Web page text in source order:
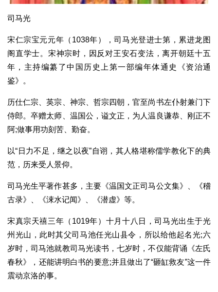
司马光
宋仁宗宝元元年（1038年），司马光登进士第，累进龙图
阁直学士。宋神宗时，因反对王安石变法，离开朝廷十五
年，主持编纂了中国历史上第一部编年体通史《资治通
鉴》。
历仕仁宗、英宗、神宗、哲宗四朝，官至尚书左仆射兼门下
侍郎。卒赠太师、温国公，谥文正，为人温良谦恭、刚正不
阿;做事用功刻苦、勤奋。
以“日力不足，继之以夜”自诩，其人格堪称儒学教化下的典
范，历来受人景仰。
司马光生平著作甚多，主要《温国文正司马公文集》、《稽
古录》、《涑水记闻》、《潜虚》等。
宋真宗天禧三年（1019年）十月十八日，司马光出生于光
州光山，此时其父司马池任光山县令，所以给他起名光;六
岁时，司马池就教司马光读书，七岁时，不仅能背诵《左氏
春秋》，还能讲明白书的要意;并且做出了“砸缸救友”这一件
震动京洛的事。